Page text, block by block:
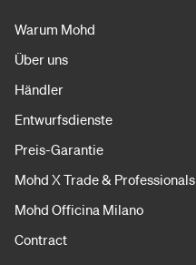
Warum Mohd
Über uns
Händler
Entwurfsdienste
Preis-Garantie
Mohd X Trade & Professionals
Mohd Officina Milano
Contract